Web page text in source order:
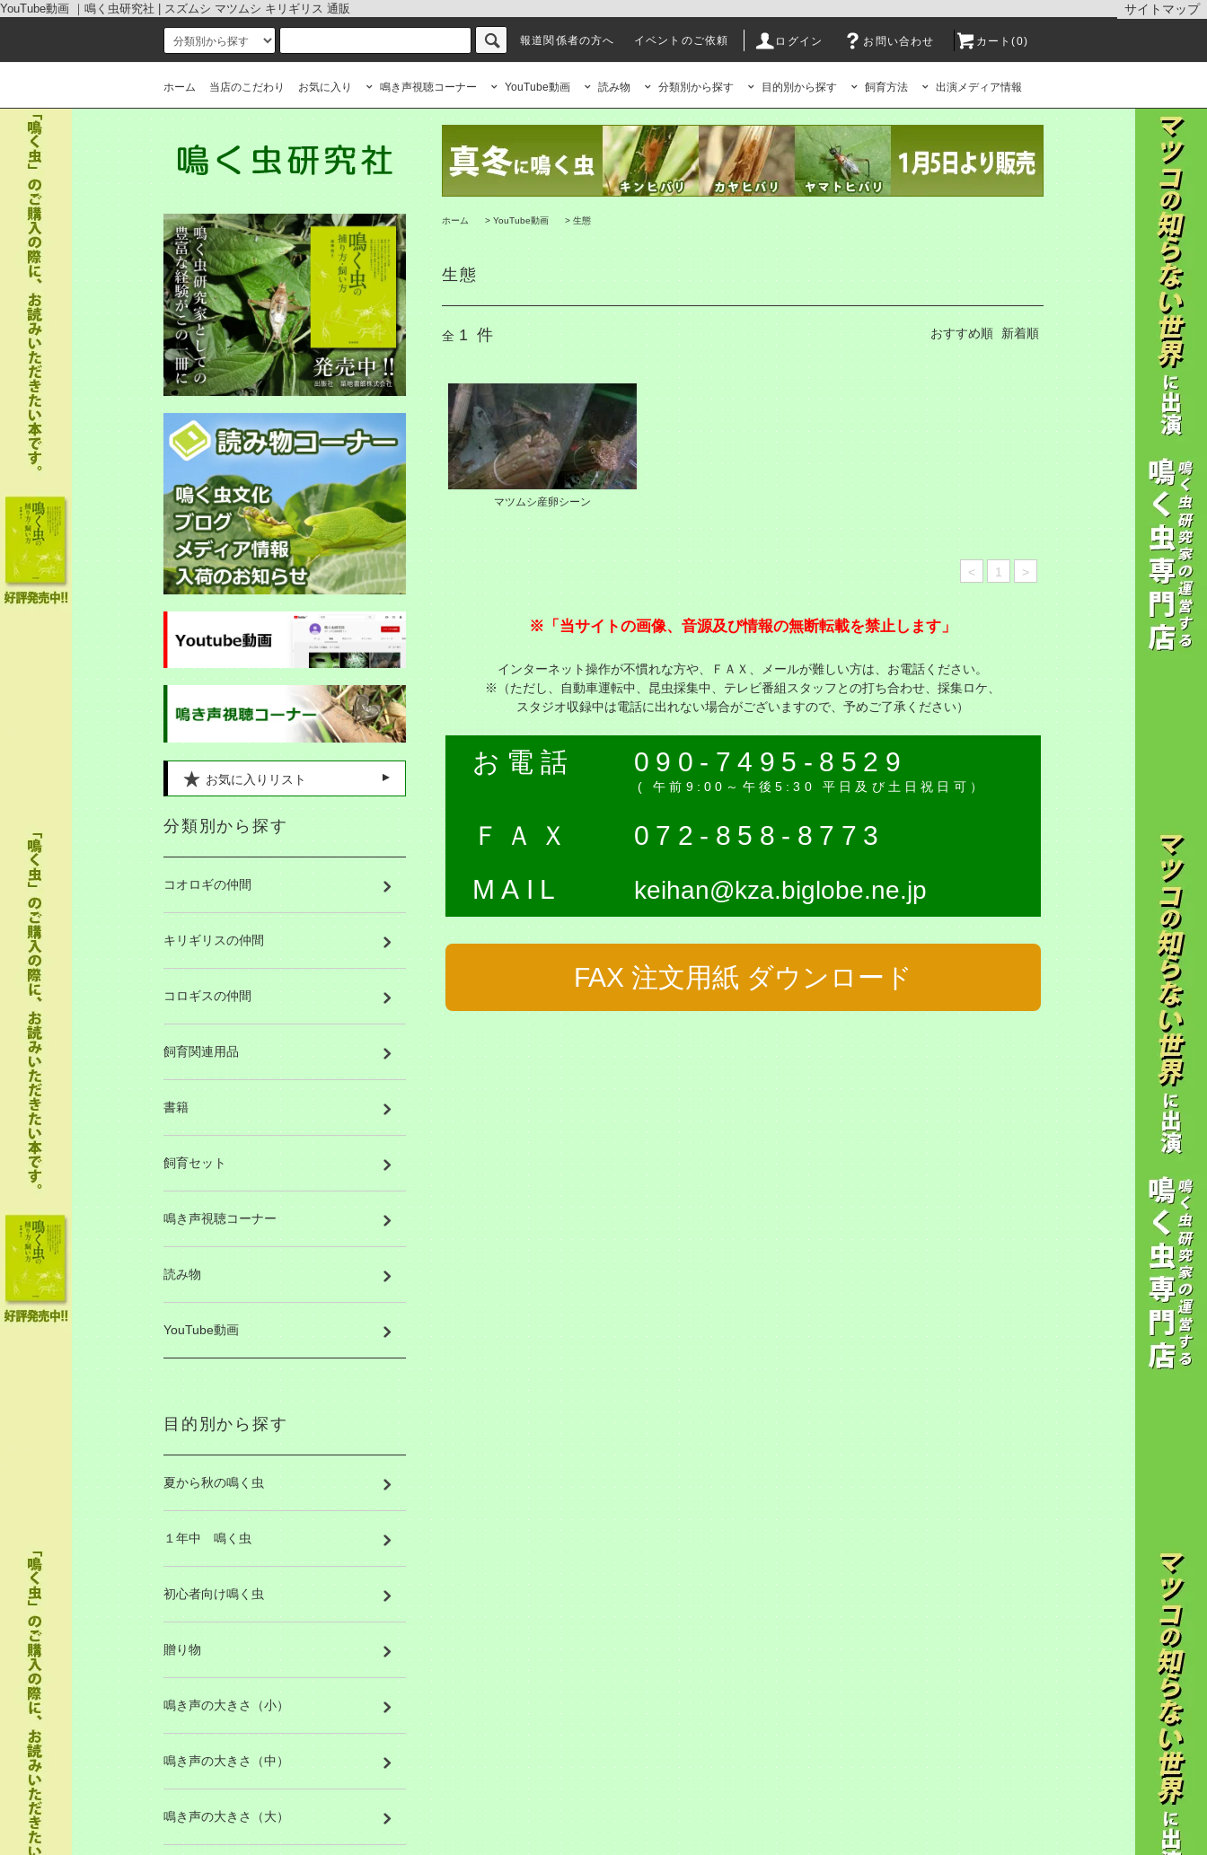
YouTube動画 ｜鳴く虫研究社 | スズムシ マツムシ キリギリス 通販 サイトマップ
ログイン お問い合わせ カート(0)
報道関係者の方へ イベントのご依頼
ホーム 当店のこだわり お気に入り 鳴き声視聴コーナー YouTube動画 読み物 分類別から探す 目的別から探す 飼育方法 出演メディア情報
ホーム > YouTube動画 > 生態
生態
全 1 件 おすすめ順 新着順
マツムシ産卵シーン
< 1 >
※「当サイトの画像、音源及び情報の無断転載を禁止します」
インターネット操作が不慣れな方や、ＦＡＸ、メールが難しい方は、お電話ください。
※（ただし、自動車運転中、昆虫採集中、テレビ番組スタッフとの打ち合わせ、採集ロケ、
スタジオ収録中は電話に出れない場合がございますので、予めご了承ください）
お電話 090-7495-8529
( 午前9:00～午後5:30 平日及び土日祝日可）
ＦＡＸ
072-858-8773
MAIL
keihan@kza.biglobe.ne.jp
FAX 注文用紙 ダウンロード
お気に入りリスト
分類別から探す
コオロギの仲間
キリギリスの仲間
コロギスの仲間
飼育関連用品
書籍
飼育セット
鳴き声視聴コーナー
読み物
YouTube動画
目的別から探す
夏から秋の鳴く虫
１年中 鳴く虫
初心者向け鳴く虫
贈り物
鳴き声の大きさ（小）
鳴き声の大きさ（中）
鳴き声の大きさ（大）